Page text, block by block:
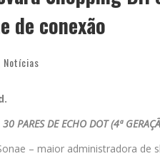
de conexão
Notícias
PARES DE ECHO DOT (4ª
– maior administradora de